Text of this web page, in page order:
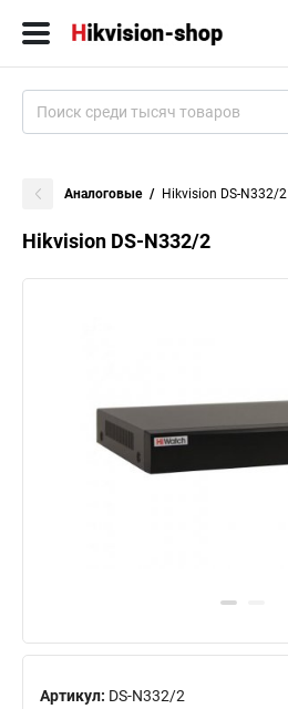
Аналоговые Hikvision DS-N332/2
Hikvision DS-N332/2
Артикул: DS-N332/2